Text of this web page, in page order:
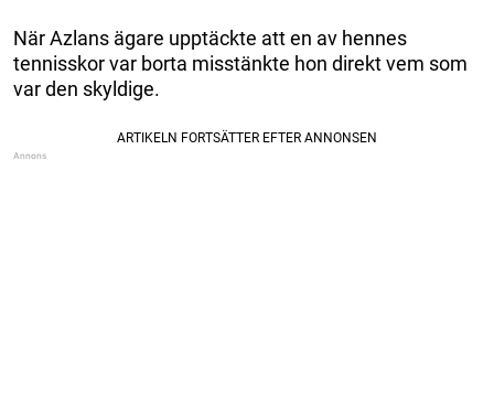
När Azlans ägare upptäckte att en av hennes
tennisskor var borta misstänkte hon direkt vem som
var den skyldige.